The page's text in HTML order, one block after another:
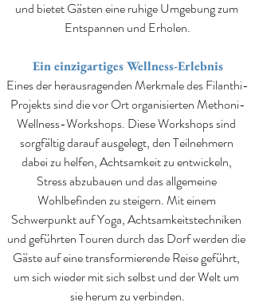
und bietet Gästen eine ruhige Umgebung zum
Entspannen und Erholen.
Ein einzigartiges Wellness-Erlebnis
Eines der herausragenden Merkmale des Filanthi-
Projekts sind die vor Ort organisierten Methoni-
Wellness-Workshops. Diese Workshops sind
sorgfältig darauf ausgelegt, den Teilnehmern
dabei zu helfen, Achtsamkeit zu entwickeln,
Stress abzubauen und das allgemeine
Wohlbefinden zu steigern. Mit einem
Schwerpunkt auf Yoga, Achtsamkeitstechniken
und geführten Touren durch das Dorf werden die
Gäste auf eine transformierende Reise geführt,
um sich wieder mit sich selbst und der Welt um
sie herum zu verbinden.